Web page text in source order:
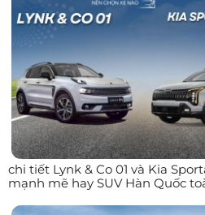
chi tiết Lynk & Co 01 và Kia
mạnh mẽ hay SUV Hàn Quốc